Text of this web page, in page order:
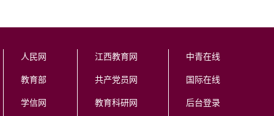
人民网
教育部
学信网
江西教育网
共产党员网
教育科研网
中青在线
国际在线
后台登录